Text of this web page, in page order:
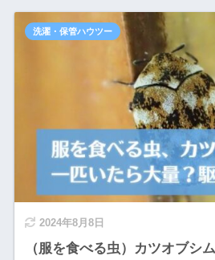
2024年8月8日
（服を食べる虫）カツオブシ
洗濯・保管ハウツー